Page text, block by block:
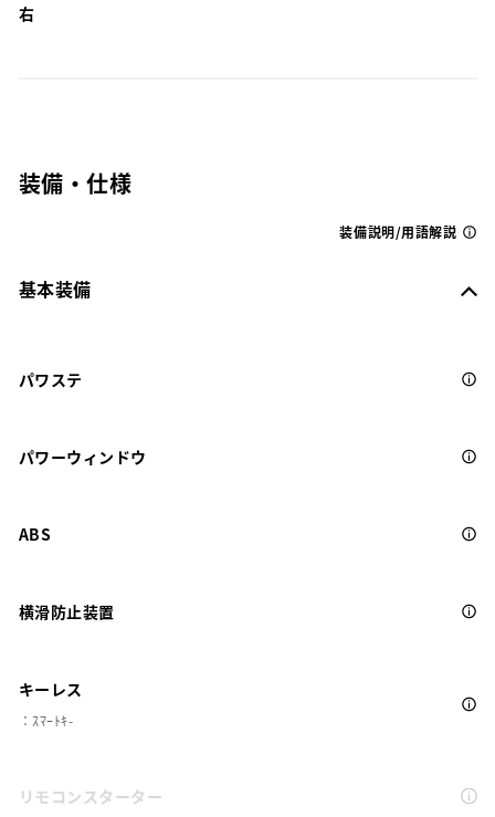
右
装備・仕様
装備説明/用語解説
基本装備
パワステ
パワーウィンドウ
ABS
横滑防止装置
キーレス
：ｽﾏｰﾄｷ-
リモコンスターター